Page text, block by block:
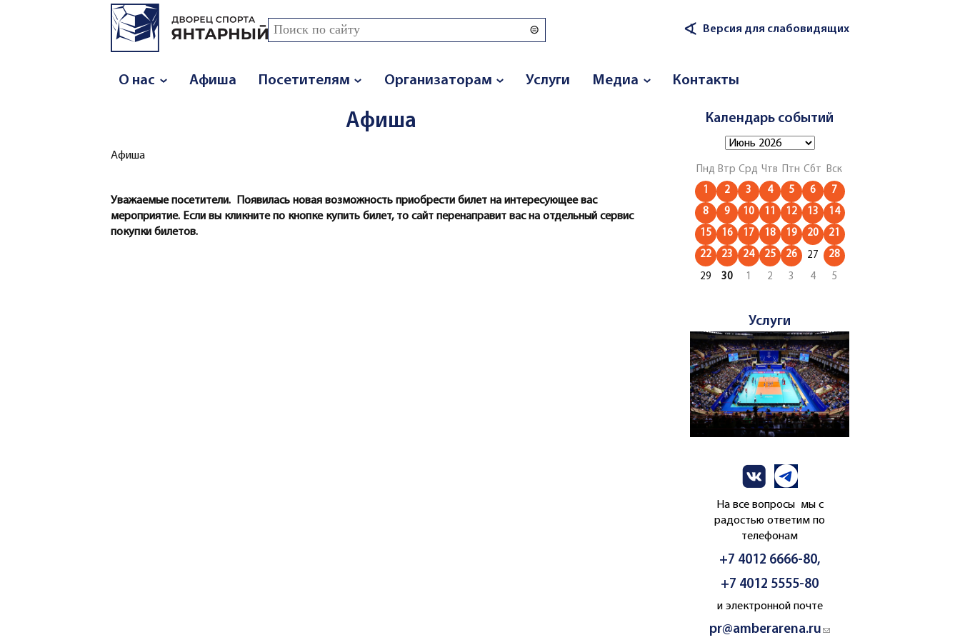
Перейти к основному содержанию
Форма поиска
Поиск ∢ Версия для слабовидящих
О нас Афиша Посетителям Организаторам Услуги Медиа Контакты
Афиша
Вы здесь
Афиша
Уважаемые посетители. Появилась новая возможность приобрести билет на интересующее вас
мероприятие. Если вы кликните по кнопке купить билет, то сайт перенаправит вас на отдельный сервис
покупки билетов.
Календарь событий
Пнд Втр Срд Чтв Птн Сбт
Вск
1
2 3 4 5 6
7
8
9 10 11 12 13
14
15
16 17 18 19 20
21
22
23 24 25 26 27 28
29 30 1 2 3 4 5
Услуги
На все вопросы мы с
радостью ответим по
телефонам
+7 4012 6666-80,
+7 4012 5555-80
и электронной почте
pr@amberarena.ru(link sends e-mail)